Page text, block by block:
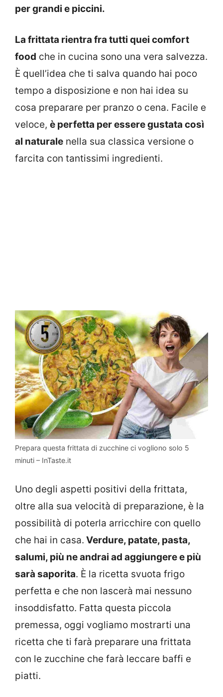
per grandi e piccini.
La frittata rientra fra tutti quei comfort
food che in cucina sono una vera salvezza.
È quell’idea che ti salva quando hai poco
tempo a disposizione e non hai idea su
cosa preparare per pranzo o cena. Facile e
veloce, è perfetta per essere gustata così
al naturale nella sua classica versione o
farcita con tantissimi ingredienti.
Prepara questa frittata di zucchine ci vogliono solo 5
minuti – InTaste.it
Uno degli aspetti positivi della frittata,
oltre alla sua velocità di preparazione, è la
possibilità di poterla arricchire con quello
che hai in casa. Verdure, patate, pasta,
salumi, più ne andrai ad aggiungere e più
sarà saporita. È la ricetta svuota frigo
perfetta e che non lascerà mai nessuno
insoddisfatto. Fatta questa piccola
premessa, oggi vogliamo mostrarti una
ricetta che ti farà preparare una frittata
con le zucchine che farà leccare baffi e
piatti.